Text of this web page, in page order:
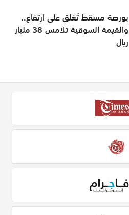
بورصة مسقط تُغلق على ارتفاع..
والقيمة السوقية تلامس 38 مليار
ريال